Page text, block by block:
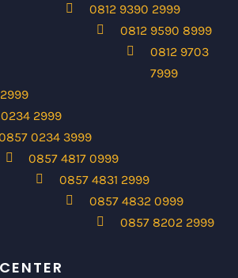
0812 9390 2999
0812 9590 8999
0812 9703
7999
2999
0234 3999
0857 4817 0999
0857 4831 2999
0857 4832 0999
0857 8202 2999